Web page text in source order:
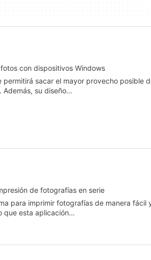
con dispositivos Windows
sacar el mayor provecho posible
Además, su diseño…
de fotografías en serie
para imprimir fotografías de manera fácil
que esta aplicación…